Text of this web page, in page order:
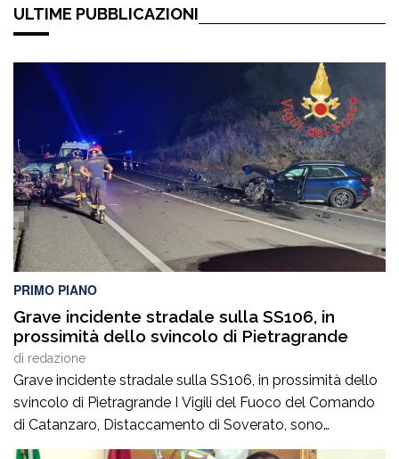
ULTIME PUBBLICAZIONI
PRIMO PIANO
Grave incidente stradale sulla SS106, in
prossimità dello svincolo di Pietragrande
di redazione
Grave incidente stradale sulla SS106, in prossimità dello
svincolo di Pietragrande I Vigili del Fuoco del Comando
di Catanzaro, Distaccamento di Soverato, sono
intervenuti sulla SS106, in prossimità dello svincolo per la